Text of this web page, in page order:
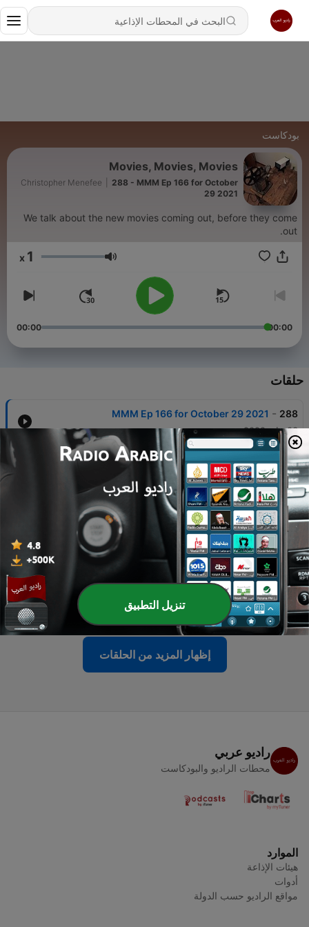
بودكاست
Movies, Movies, Movies
Christopher Menefee
288 - MMM Ep 166 for October
29 2021
We talk about the new movies coming out, before they come
out.
مستوى الصوت 1
00:00
00:00
حلقات
288
-
MMM Ep 166 for October 29 2021
03 يناير 2022
287
-
MMM Ep 165 for October 22 2021
03 يناير 2022
286
-
MMM Ep 164 for October 15 2021
03 يناير 2022
285
-
MMM Ep 163 for October 08 2021
03 يناير 2022
284
MMM Ep 162 for October 01 2021
إظهار المزيد من الحلقات
راديو عربي
محطات الراديو والبودكاست
الموارد
هيئات الإذاعة
أدوات
مواقع الراديو حسب الدولة
تنزيل التطبيق